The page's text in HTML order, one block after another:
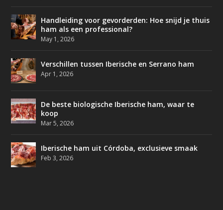
Handleiding voor gevorderden: Hoe snijd je thuis
ham als een professional?
May 1, 2026
Verschillen tussen Iberische en Serrano ham
Apr 1, 2026
De beste biologische Iberische ham, waar te
koop
Mar 5, 2026
Iberische ham uit Córdoba, exclusieve smaak
Feb 3, 2026